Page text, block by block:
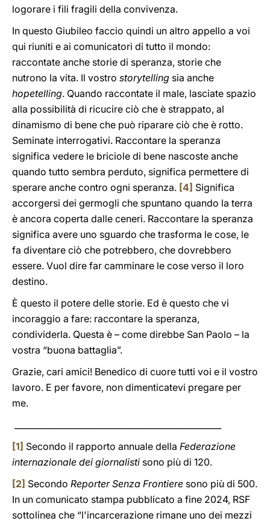
logorare i fili fragili della convivenza.
In questo Giubileo faccio quindi un altro appello a voi
qui riuniti e ai comunicatori di tutto il mondo:
raccontate anche storie di speranza, storie che
nutrono la vita. Il vostro storytelling sia anche
hopetelling. Quando raccontate il male, lasciate spazio
alla possibilità di ricucire ciò che è strappato, al
dinamismo di bene che può riparare ciò che è rotto.
Seminate interrogativi. Raccontare la speranza
significa vedere le briciole di bene nascoste anche
quando tutto sembra perduto, significa permettere di
sperare anche contro ogni speranza. [4] Significa
accorgersi dei germogli che spuntano quando la terra
è ancora coperta dalle ceneri. Raccontare la speranza
significa avere uno sguardo che trasforma le cose, le
fa diventare ciò che potrebbero, che dovrebbero
essere. Vuol dire far camminare le cose verso il loro
destino.
È questo il potere delle storie. Ed è questo che vi
incoraggio a fare: raccontare la speranza,
condividerla. Questa è – come direbbe San Paolo – la
vostra “buona battaglia”.
Grazie, cari amici! Benedico di cuore tutti voi e il vostro
lavoro. E per favore, non dimenticatevi pregare per
me.
[1] Secondo il rapporto annuale della Federazione
internazionale dei giornalisti sono più di 120.
[2] Secondo Reporter Senza Frontiere sono più di 500.
In un comunicato stampa pubblicato a fine 2024, RSF
sottolinea che “l'incarcerazione rimane uno dei mezzi